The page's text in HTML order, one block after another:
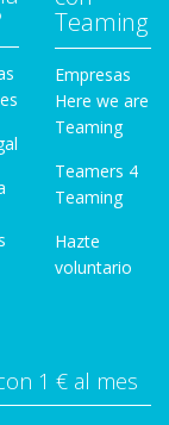
Teaming
Empresas
Here we are
Teaming
Teamers 4
Teaming
Hazte
voluntario
1 € al mes